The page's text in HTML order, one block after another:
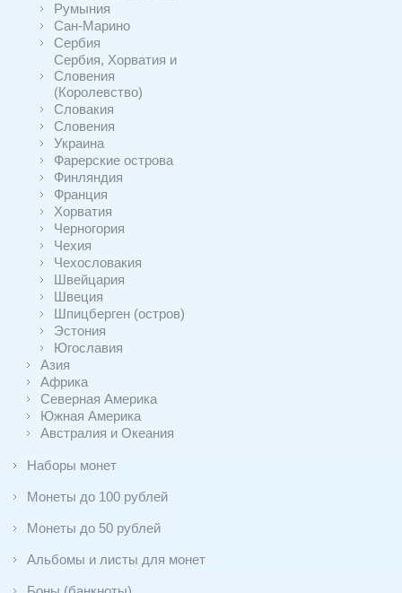
Румыния
Сан-Марино
Сербия
Сербия, Хорватия и
Словения
(Королевство)
Словакия
Словения
Украина
Фарерские острова
Финляндия
Франция
Хорватия
Черногория
Чехия
Чехословакия
Швейцария
Швеция
Шпицберген (остров)
Эстония
Югославия
Азия
Африка
Северная Америка
Южная Америка
Австралия и Океания
Наборы монет
Монеты до 100 рублей
Монеты до 50 рублей
Альбомы и листы для монет